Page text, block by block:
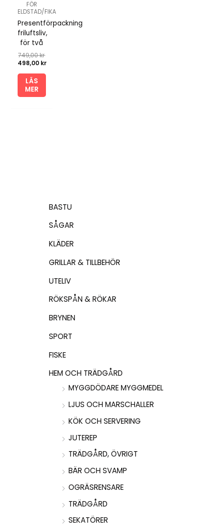
BASTU
SÅGAR
KLÄDER
GRILLAR & TILLBEHÖR
UTELIV
RÖKSPÅN & RÖKAR
BRYNEN
SPORT
FISKE
HEM OCH TRÄDGÅRD
MYGGDÖDARE MYGGMEDEL
LJUS OCH MARSCHALLER
KÖK OCH SERVERING
JUTEREP
TRÄDGÅRD, ÖVRIGT
BÄR OCH SVAMP
OGRÄSRENSARE
TRÄDGÅRD
SEKATÖRER
FÖR
ELDSTAD/FIKA
Presentförpackning
friluftsliv,
för två
749,00kr
Det
priset
var:
749,00 kr.
498,00 kr
nuvarande
priset
är:
LÄS
MER